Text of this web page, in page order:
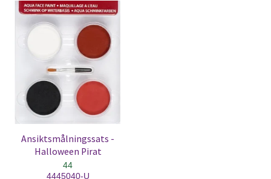
Ansiktsmålningssats -
Halloween Pirat
44
4445040-U